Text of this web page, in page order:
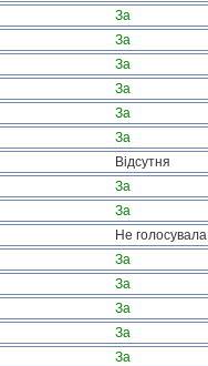
За
За
За
За
За
За
Відсутня
За
За
Не голосувала
За
За
За
За
За